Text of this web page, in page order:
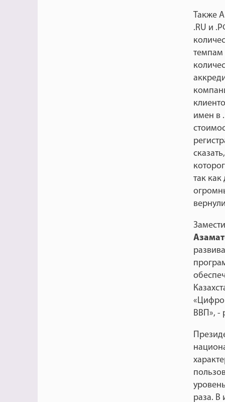
Также
.RU и
темпам
имен в
так
ВВП», -
раза. В